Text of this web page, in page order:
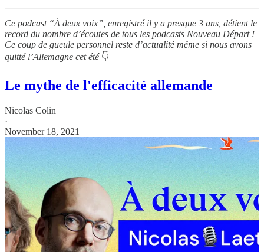
Ce podcast “À deux voix”, enregistré il y a presque 3 ans, détient le
record du nombre d’écoutes de tous les podcasts Nouveau Départ !
Ce coup de gueule personnel reste d’actualité même si nous avons
quitté l’Allemagne cet été 👇
Le mythe de l'efficacité allemande
Nicolas Colin
·
November 18, 2021